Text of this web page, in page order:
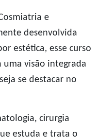
e
desenvolvida
estética, esse curso
visão integrada
se destacar no
cirurgia
estuda e trata o